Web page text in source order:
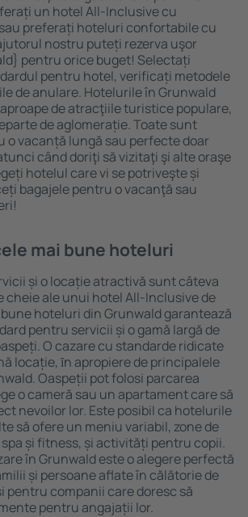
un hotel All-Inclusive cu
preferați hoteluri confortabile cu
nostru puteți rezerva uşor
pentru orice buget! Selectați
pentru hotel, verificați metodele
de anulare. Hotelurile în Grunwald
de atracţiile turistice populare,
de aglomerație. Toate sunt
o vacanță lungă sau perfecte doar
când doriţi să vizitaţi şi alte oraşe
hotelul care vi se potriveşte și
bagajele pentru o vacanţă sau
mai bune hoteluri
și o locație atractivă sunt câteva
cheie ale unui hotel All-Inclusive de
hoteluri din Grunwald garantează
pentru servicii și o gamă largă de
O cazare cu standarde ridicate
locație, ȋn apropiere de principalele
Oaspeții pot folosi parcarea
o cameră sau un apartament care să
nevoilor lor. Este posibil ca hotelurile
să ofere un meniu variabil, zone de
și fitness, și activități pentru copii.
în Grunwald este o alegere perfectă
și persoane aflate în călătorie de
pentru companii care doresc să
pentru angajații lor.